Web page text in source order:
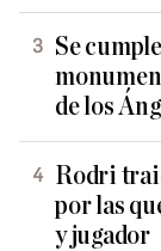
Se
de los
Rodri
por las
y jugador